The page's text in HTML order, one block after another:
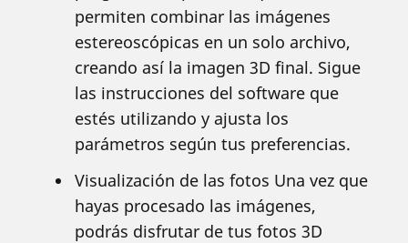
permiten combinar las imágenes
estereoscópicas en un solo archivo,
creando así la imagen 3D final. Sigue
las instrucciones del software que
estés utilizando y ajusta los
parámetros según tus preferencias.
Visualización de las fotos Una vez que
hayas procesado las imágenes,
podrás disfrutar de tus fotos 3D